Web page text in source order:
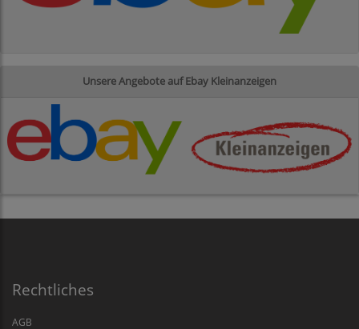
Unsere Angebote auf Ebay Kleinanzeigen
Rechtliches
AGB